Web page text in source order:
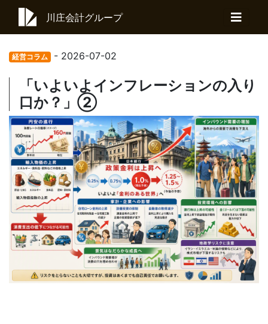
川庄会計グループ
経営コラム - 2026-07-02
「いよいよインフレーションの入り
口か？」②